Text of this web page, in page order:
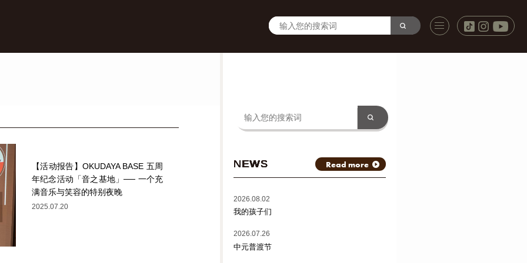
【活动报告】OKUDAYA BASE 五周
年纪念活动「音之基地」── 一个充
满音乐与笑容的特别夜晚
2025.07.20
NEWS Read more
2026.08.02
我的孩子们
2026.07.26
中元普渡节